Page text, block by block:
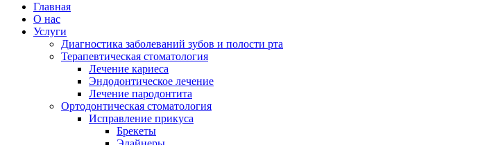
Главная
О нас
Услуги
Диагностика заболеваний зубов и полости рта
Терапевтическая стоматология
Лечение кариеса
Эндодонтическое лечение
Лечение пародонтита
Ортодонтическая стоматология
Исправление прикуса
Брекеты